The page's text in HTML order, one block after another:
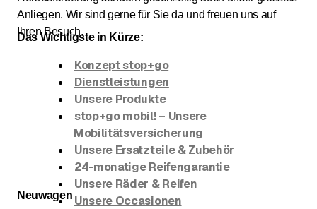
Anliegen. Wir sind gerne für Sie da und freuen uns auf
Ihren Besuch.
Das Wichtigste in Kürze:
Konzept stop+go
Dienstleistungen
Unsere Produkte
stop+go mobil! – Unsere
Mobilitätsversicherung
Unsere Ersatzteile & Zubehör
24-monatige Reifengarantie
Unsere Räder & Reifen
Unsere Occasionen
Neuwagen